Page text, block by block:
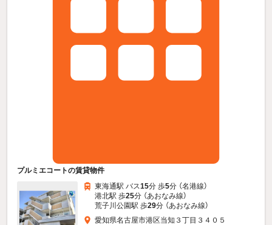
プルミエコートの賃貸物件
東海通駅 バス15分 歩5分 （名港線）
港北駅 歩25分 （あおなみ線）
荒子川公園駅 歩29分 （あおなみ線）
愛知県名古屋市港区当知３丁目３４０５